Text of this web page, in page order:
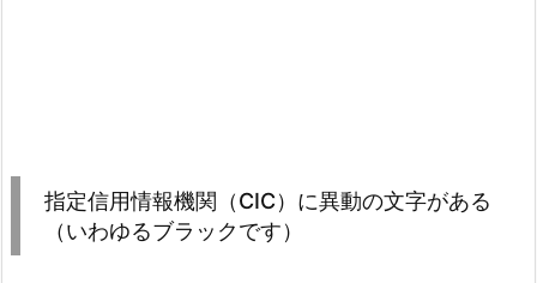
指定信用情報機関（CIC）に異動の文字がある
（いわゆるブラックです）